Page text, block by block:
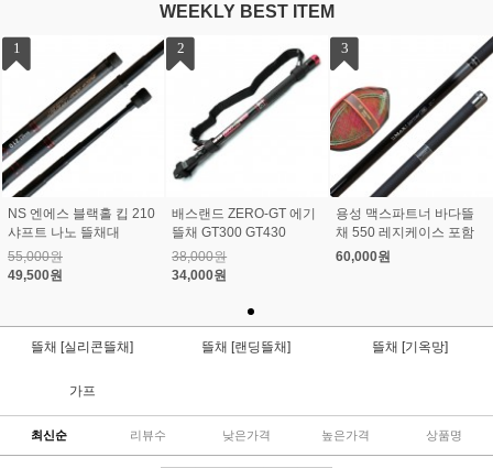
WEEKLY BEST ITEM
1
NS 엔에스 블랙홀 킵 210
샤프트 나노 뜰채대
55,000원
49,500원
2
배스랜드 ZERO-GT 에기
뜰채 GT300 GT430
38,000원
34,000원
3
용성 맥스파트너 바다뜰
채 550 레지케이스 포함
60,000원
뜰채 [실리콘뜰채] 뜰채 [랜딩뜰채] 뜰채 [기옥망]
가프
최신순 리뷰수 낮은가격 높은가격 상품명